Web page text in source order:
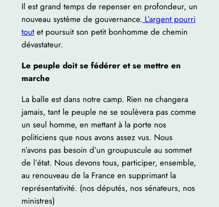
Il est grand temps de repenser en profondeur, un
nouveau système de gouvernance. L’argent pourri
toutet poursuit son petit bonhomme de chemin
dévastateur.
Le peuple doit se fédérer et se mettre en
marche
La balle est dans notre camp. Rien ne changera
jamais, tant le peuple ne se soulèvera pas comme
un seul homme, en mettant à la porte nos
politiciens que nous avons assez vus. Nous
n’avons pas besoin d’un groupuscule au sommet
de l’état. Nous devons tous, participer, ensemble,
au renouveau de la France en supprimant la
représentativité. (nos députés, nos sénateurs, nos
ministres)